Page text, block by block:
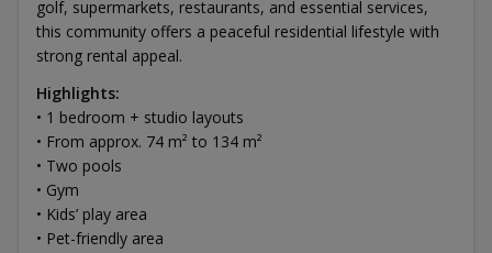
golf, supermarkets, restaurants, and essential services,
this community offers a peaceful residential lifestyle with
strong rental appeal.
Highlights:
• 1 bedroom + studio layouts
• From approx. 74 m² to 134 m²
• Two pools
• Gym
• Kids’ play area
• Pet-friendly area